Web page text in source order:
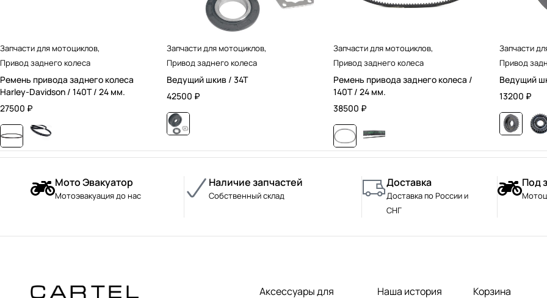
Запчасти для мотоциклов,
Привод заднего колеса
Ремень привода заднего колеса
Harley-Davidson / 140T / 24 мм.
27500 ₽
Запчасти для мотоциклов,
Привод заднего колеса
Ведущий шкив / 34T
42500 ₽
Запчасти для мотоциклов,
Привод заднего колеса
Ремень привода заднего колеса /
140T / 24 мм.
38500 ₽
Запчасти
Привод
Ведущий
13200 ₽
Мото Эвакуатор
Мотоэвакуация до нас
Наличие запчастей
Собственный склад
Доставка
Доставка по России и
СНГ
Под
Аксессуары для
Наша история Корзина